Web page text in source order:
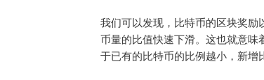
我们可以发现，比特币的区块奖
币量的比值快速下滑。这也就意
于已有的比特币的比例越小，新增